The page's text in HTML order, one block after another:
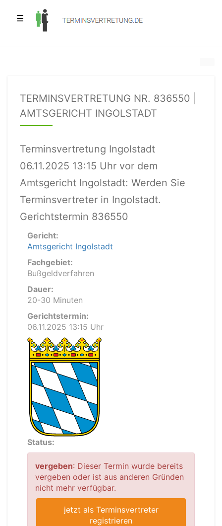
☰
TERMINSVERTRETUNG NR. 836550 |
AMTSGERICHT INGOLSTADT
Terminsvertretung Ingolstadt
06.11.2025 13:15 Uhr vor dem
Amtsgericht Ingolstadt: Werden Sie
Terminsvertreter in Ingolstadt.
Gerichtstermin 836550
Gericht:
Amtsgericht Ingolstadt
Fachgebiet:
Bußgeldverfahren
Dauer:
20-30 Minuten
Gerichtstermin:
06.11.2025 13:15 Uhr
Status:
vergeben: Dieser Termin wurde bereits
vergeben oder ist aus anderen Gründen
nicht mehr verfügbar.
jetzt als Terminsvertreter
registrieren